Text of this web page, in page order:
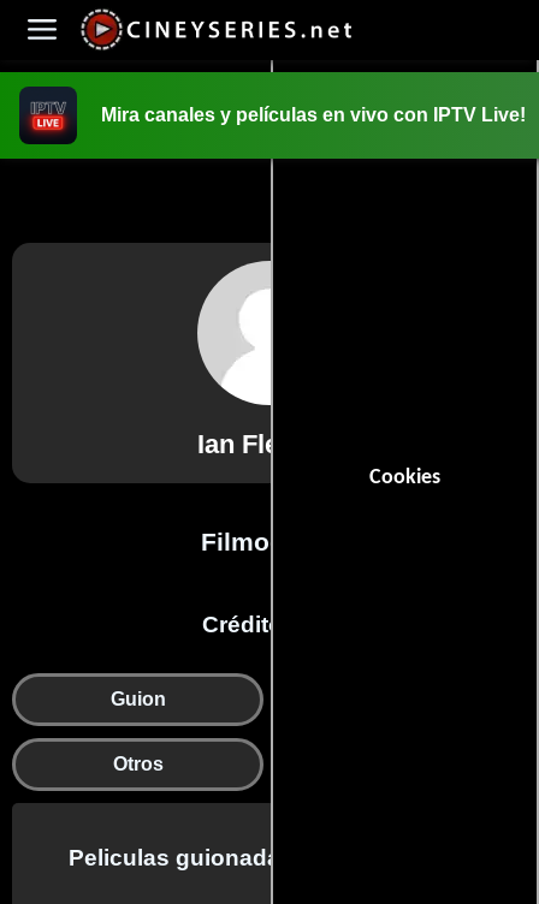
Cookies
Mira canales y películas en vivo con IPTV Live!
Ian Fleming
Filmografía
Créditos en:
Guion
Otros
Peliculas guionadas por Ian Fleming